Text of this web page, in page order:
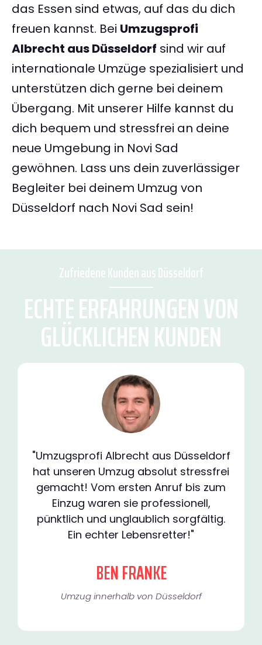
das Essen sind etwas, auf das du dich
freuen kannst. Bei Umzugsprofi
Albrecht aus Düsseldorf sind wir auf
internationale Umzüge spezialisiert und
unterstützen dich gerne bei deinem
Übergang. Mit unserer Hilfe kannst du
dich bequem und stressfrei an deine
neue Umgebung in Novi Sad
gewöhnen. Lass uns dein zuverlässiger
Begleiter bei deinem Umzug von
Düsseldorf nach Novi Sad sein!
Zufriedene Kunden aus Düsseldorf
ECHTE ERFAHRUNGEN VON
GLÜCKLICHEN KUNDEN
"Umzugsprofi Albrecht aus Düsseldorf
hat unseren Umzug absolut stressfrei
gemacht! Vom ersten Anruf bis zum
Einzug waren sie professionell,
pünktlich und unglaublich sorgfältig.
Ein echter Lebensretter!"
BEN FRANKE
Umzug innerhalb von Düsseldorf​